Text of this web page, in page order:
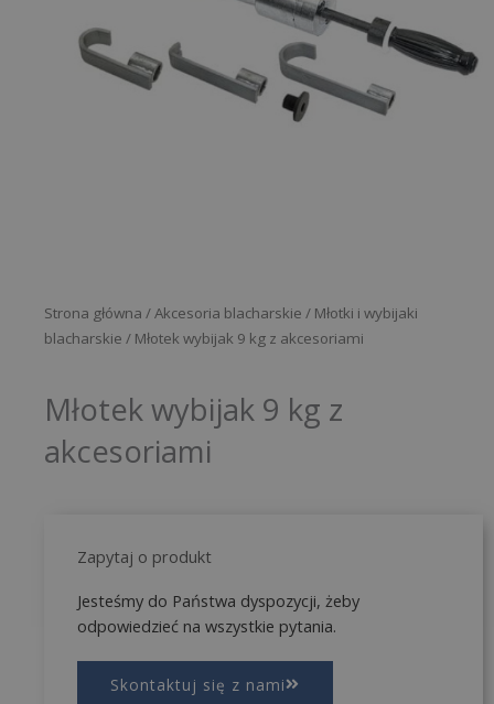
Strona główna /Akcesoria blacharskie / Młotki i wybijaki
blacharskie / Młotek wybijak 9 kg z akcesoriami
Młotek wybijak 9 kg z
akcesoriami
Zapytaj o produkt
Jesteśmy do Państwa dyspozycji, żeby
odpowiedzieć na wszystkie pytania.
Skontaktuj się z nami